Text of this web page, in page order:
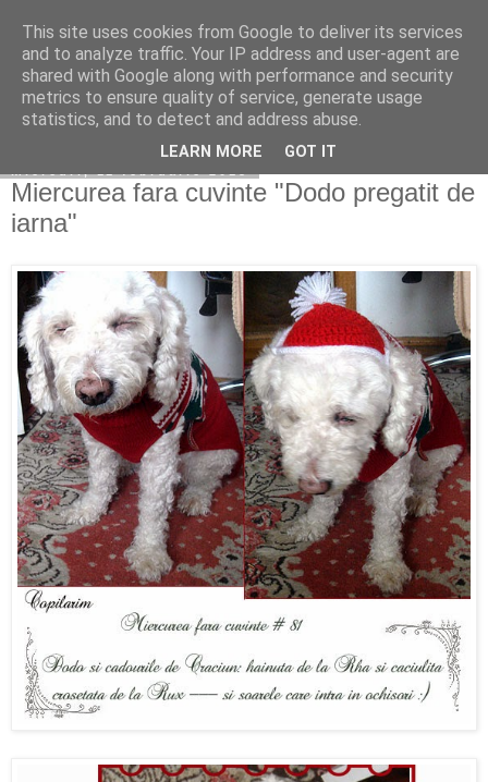
Copilarim
Miercurea fara cuvinte "Dodo pregatit de
iarna"
This site uses cookies from Google to deliver its services
and to analyze traffic. Your IP address and user-agent are
shared with Google along with performance and security
metrics to ensure quality of service, generate usage
statistics, and to detect and address abuse.
LEARN MORE GOT IT